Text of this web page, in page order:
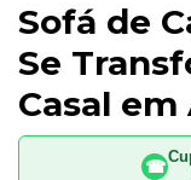
Sofá de
Se
Casal
☎